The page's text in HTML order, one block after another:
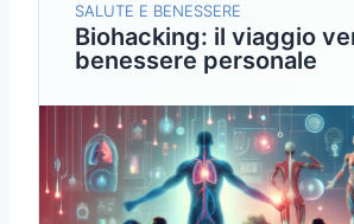
SALUTE E BENESSERE
Biohacking: il viaggio
benessere personale